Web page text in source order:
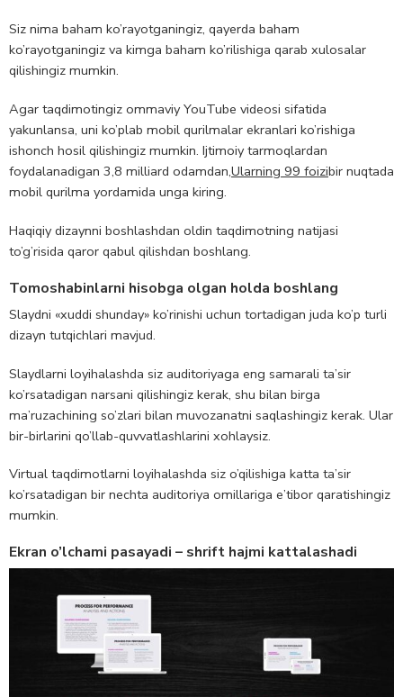
Siz nima baham ko’rayotganingiz, qayerda baham
ko’rayotganingiz va kimga baham ko’rilishiga qarab xulosalar
qilishingiz mumkin.
Agar taqdimotingiz ommaviy YouTube videosi sifatida
yakunlansa, uni ko’plab mobil qurilmalar ekranlari ko’rishiga
ishonch hosil qilishingiz mumkin. Ijtimoiy tarmoqlardan
foydalanadigan 3,8 milliard odamdan,Ularning 99 foizibir nuqtada
mobil qurilma yordamida unga kiring.
Haqiqiy dizaynni boshlashdan oldin taqdimotning natijasi
to’g’risida qaror qabul qilishdan boshlang.
Tomoshabinlarni hisobga olgan holda boshlang
Slaydni «xuddi shunday» ko’rinishi uchun tortadigan juda ko’p turli
dizayn tutqichlari mavjud.
Slaydlarni loyihalashda siz auditoriyaga eng samarali ta’sir
ko’rsatadigan narsani qilishingiz kerak, shu bilan birga
ma’ruzachining so’zlari bilan muvozanatni saqlashingiz kerak. Ular
bir-birlarini qo’llab-quvvatlashlarini xohlaysiz.
Virtual taqdimotlarni loyihalashda siz o’qilishiga katta ta’sir
ko’rsatadigan bir nechta auditoriya omillariga e’tibor qaratishingiz
mumkin.
Ekran o’lchami pasayadi⁠ – shrift hajmi kattalashadi